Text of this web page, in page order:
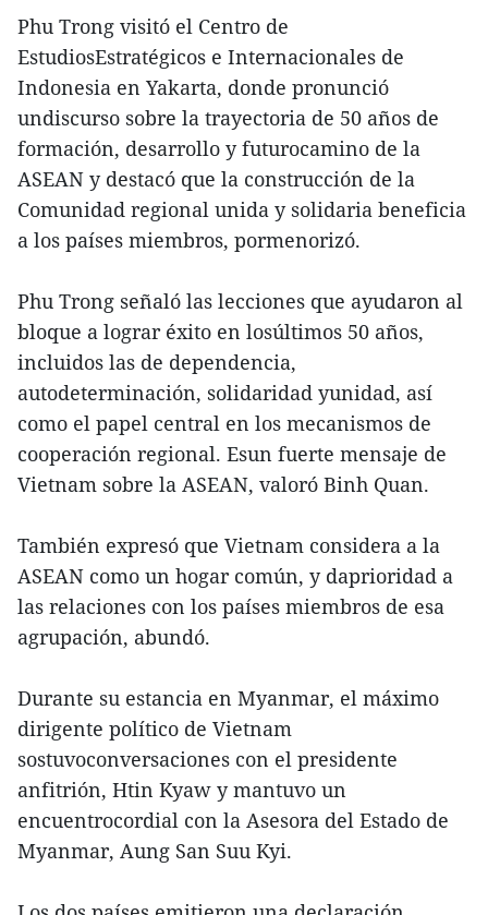
Phu Trong visitó el Centro de
EstudiosEstratégicos e Internacionales de
Indonesia en Yakarta, donde pronunció
undiscurso sobre la trayectoria de 50 años de
formación, desarrollo y futurocamino de la
ASEAN y destacó que la construcción de la
Comunidad regional unida y solidaria beneficia
a los países miembros, pormenorizó.
Phu Trong señaló las lecciones que ayudaron al
bloque a lograr éxito en losúltimos 50 años,
incluidos las de dependencia,
autodeterminación, solidaridad yunidad, así
como el papel central en los mecanismos de
cooperación regional. Esun fuerte mensaje de
Vietnam sobre la ASEAN, valoró Binh Quan.
También expresó que Vietnam considera a la
ASEAN como un hogar común, y daprioridad a
las relaciones con los países miembros de esa
agrupación, abundó.
Durante su estancia en Myanmar, el máximo
dirigente político de Vietnam
sostuvoconversaciones con el presidente
anfitrión, Htin Kyaw y mantuvo un
encuentrocordial con la Asesora del Estado de
Myanmar, Aung San Suu Kyi.